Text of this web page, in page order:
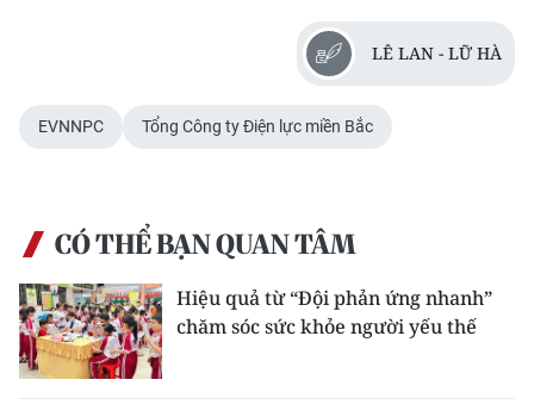
Đồng bằng sông Hồng
Bắc Trung Bộ
Duyên hải Nam Trung Bộ và Tây
LÊ LAN - LỮ HÀ
EVNNPC Tổng Công ty Điện lực miền Bắc
CÓ THỂ BẠN QUAN TÂM
Hiệu quả từ “Đội phản ứng nhanh”
chăm sóc sức khỏe người yếu thế